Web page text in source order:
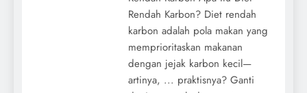
Rendah Karbon? Diet rendah
karbon adalah pola makan yang
memprioritaskan makanan
dengan jejak karbon kecil—
artinya, ... praktisnya? Ganti